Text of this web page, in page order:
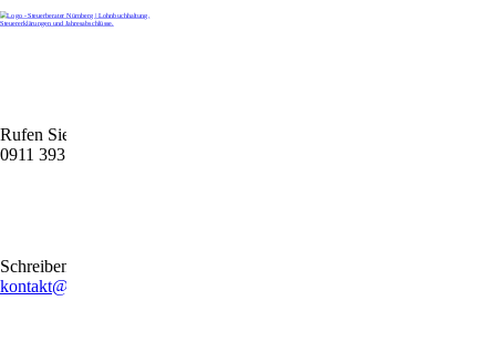
Rufen Sie uns gerne an
0911 39372790
Schreiben Sie uns gerne eine E-Mail
kontakt@stb-becker-zeiler.de